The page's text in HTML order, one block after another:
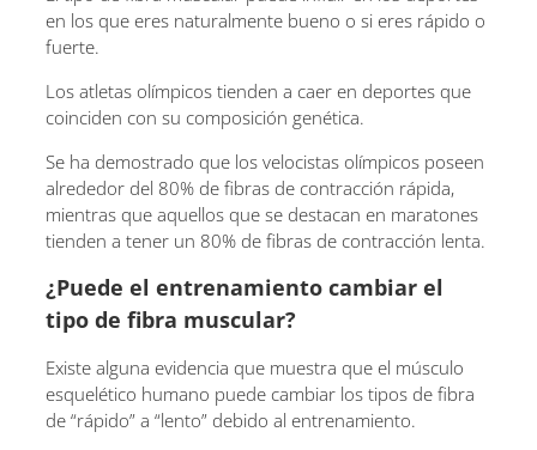
en los que eres naturalmente bueno o si eres rápido o
fuerte.
Los atletas olímpicos tienden a caer en deportes que
coinciden con su composición genética.
Se ha demostrado que los velocistas olímpicos poseen
alrededor del 80% de fibras de contracción rápida,
mientras que aquellos que se destacan en maratones
tienden a tener un 80% de fibras de contracción lenta.
¿Puede el entrenamiento cambiar el
tipo de fibra muscular?
Existe alguna evidencia que muestra que el músculo
esquelético humano puede cambiar los tipos de fibra
de “rápido” a “lento” debido al entrenamiento.